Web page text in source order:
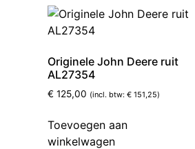
Originele John Deere ruit
AL27354
€ 125,00 (incl. btw: € 151,25)
Toevoegen aan
winkelwagen